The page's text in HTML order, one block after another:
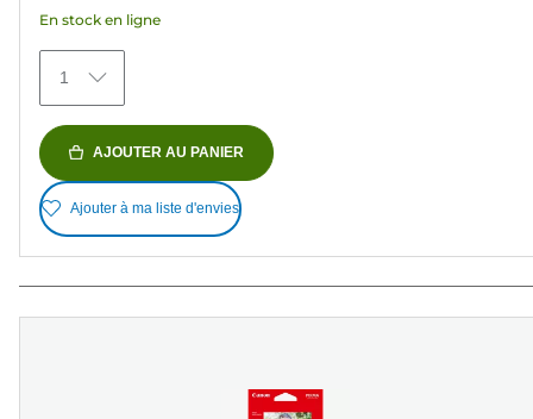
77
avis
En stock en ligne
1
AJOUTER AU PANIER
Ajouter à ma liste d'envies